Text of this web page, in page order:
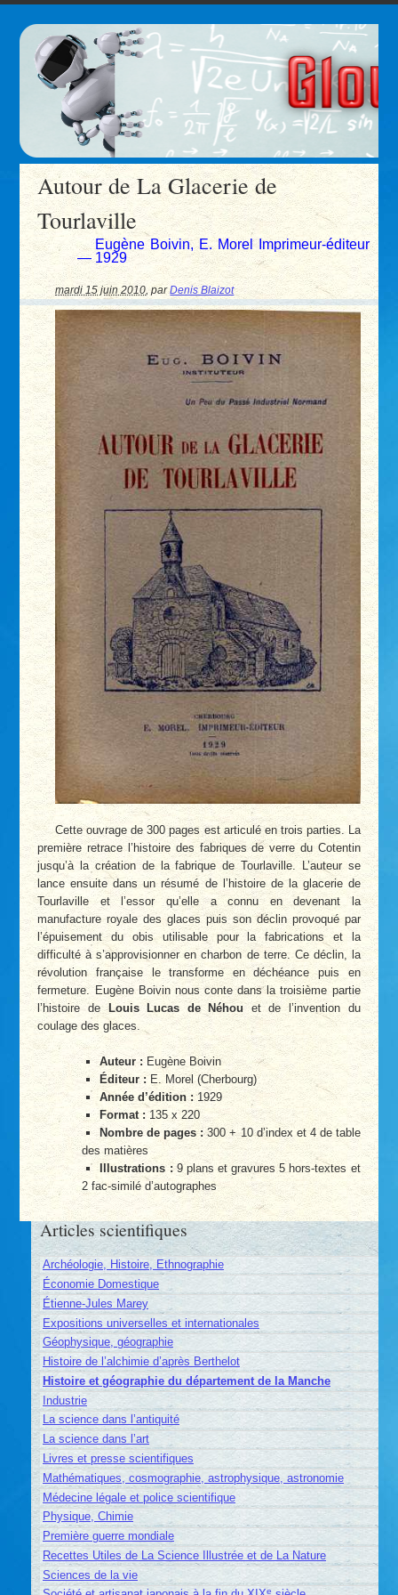
Autour de La Glacerie de
Tourlaville
Eugène Boivin, E. Morel Imprimeur-éditeur
— 1929
mardi 15 juin 2010 ,parDenis Blaizot
Cette ouvrage de 300 pages est articulé en trois parties. La
première retrace l’histoire des fabriques de verre du Cotentin
jusqu’à la création de la fabrique de Tourlaville. L’auteur se
lance ensuite dans un résumé de l’histoire de la glacerie de
Tourlaville et l’essor qu’elle a connu en devenant la
manufacture royale des glaces puis son déclin provoqué par
l’épuisement du obis utilisable pour la fabrications et la
difficulté à s’approvisionner en charbon de terre. Ce déclin, la
révolution française le transforme en déchéance puis en
fermeture. Eugène Boivin nous conte dans la troisième partie
l’histoire de Louis Lucas de Néhouet de l’invention du
coulage des glaces.
Auteur : Eugène Boivin
Éditeur :E. Morel (Cherbourg)
Année d’édition : 1929
Format : 135 x 220
Nombre de pages :300 + 10 d’index et 4 de table
des matières
Illustrations :9 plans et gravures 5 hors-textes et
2 fac-similé d’autographes
Articles scientifiques
Archéologie, Histoire, Ethnographie
Économie Domestique
Étienne-Jules Marey
Expositions universelles et internationales
Géophysique, géographie
Histoire de l’alchimie d’après Berthelot
Histoire et géographie du département de la Manche
Industrie
La science dans l’antiquité
La science dans l’art
Livres et presse scientifiques
Mathématiques, cosmographie, astrophysique, astronomie
Médecine légale et police scientifique
Physique, Chimie
Première guerre mondiale
Recettes Utiles de La Science Illustrée et de La Nature
Sciences de la vie
e